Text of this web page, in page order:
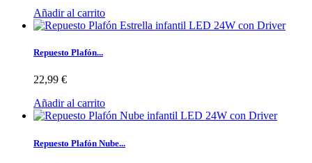
Añadir al carrito
Repuesto Plafón...
22,99 €
Añadir al carrito
Repuesto Plafón Nube...